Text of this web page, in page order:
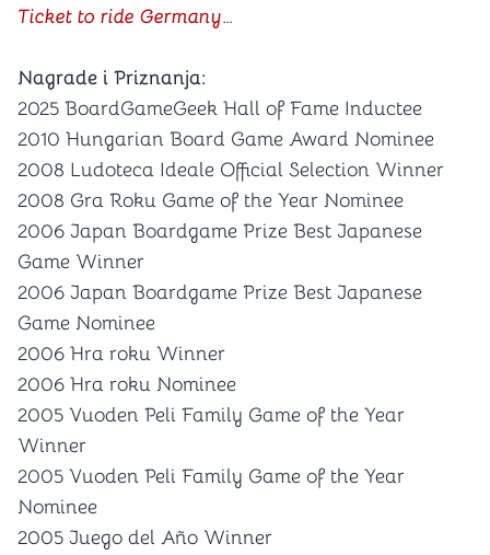
Ticket to ride Germany…
Nagrade i Priznanja:
2025 BoardGameGeek Hall of Fame Inductee
2010 Hungarian Board Game Award Nominee
2008 Ludoteca Ideale Official Selection Winner
2008 Gra Roku Game of the Year Nominee
2006 Japan Boardgame Prize Best Japanese
Game Winner
2006 Japan Boardgame Prize Best Japanese
Game Nominee
2006 Hra roku Winner
2006 Hra roku Nominee
2005 Vuoden Peli Family Game of the Year
Winner
2005 Vuoden Peli Family Game of the Year
Nominee
2005 Juego del Año Winner